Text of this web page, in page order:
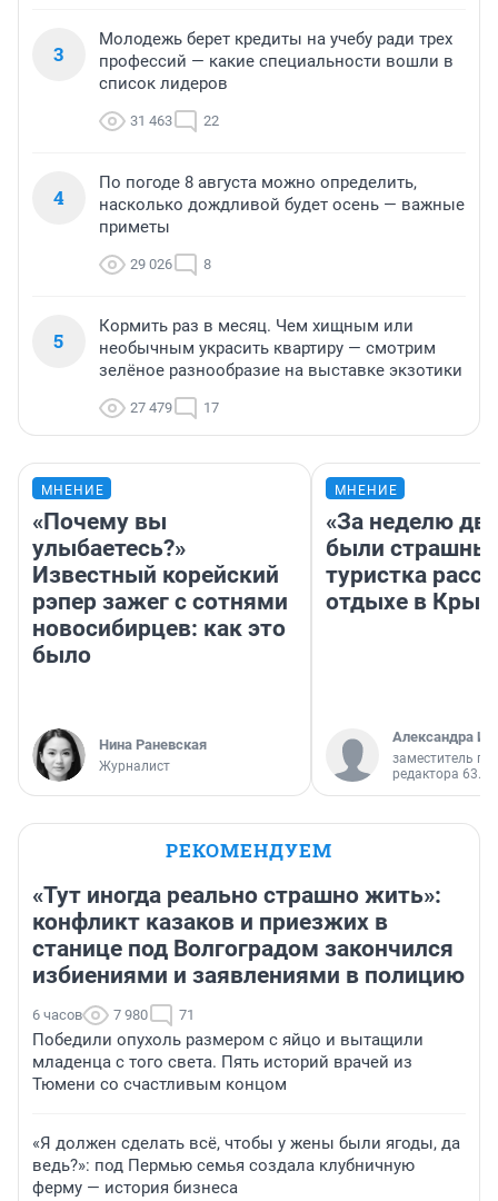
3
Молодежь берет кредиты на учебу ради трех
профессий — какие специальности вошли в
список лидеров
31 463 22
4
По погоде 8 августа можно определить,
насколько дождливой будет осень — важные
приметы
29 026 8
5
Кормить раз в месяц. Чем хищным или
необычным украсить квартиру — смотрим
зелёное разнообразие на выставке экзотики
27 479 17
МНЕНИЕ
«Почему вы
улыбаетесь?»
Известный корейский
рэпер зажег с сотнями
новосибирцев: как это
было
Нина Раневская
Журналист
МНЕНИЕ
«За неделю
были
туристка
отдыхе в
Александра
заместитель
редактора 63.RU
РЕКОМЕНДУЕМ
«Тут иногда реально страшно жить»:
конфликт казаков и приезжих в
станице под Волгоградом закончился
избиениями и заявлениями в полицию
6 часов 7 980 71
Победили опухоль размером с яйцо и вытащили
младенца с того света. Пять историй врачей из
Тюмени со счастливым концом
«Я должен сделать всё, чтобы у жены были ягоды, да
ведь?»: под Пермью семья создала клубничную
ферму — история бизнеса